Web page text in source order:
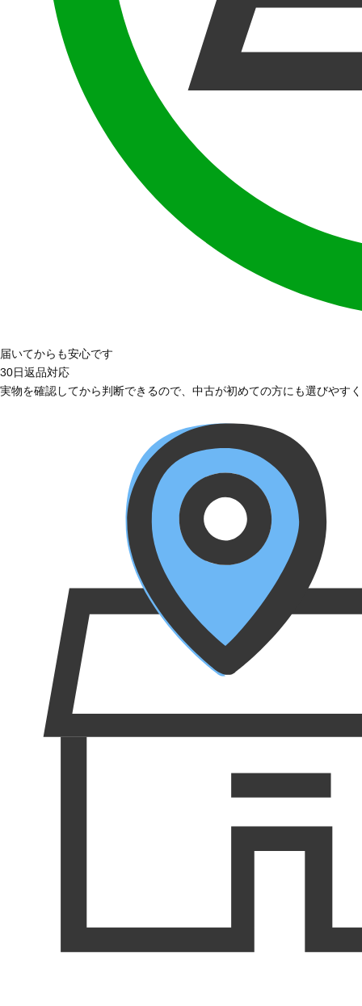
届いてからも安心です
30日返品対応
実物を確認してから判断できるので、中古が初めての方にも選びやす